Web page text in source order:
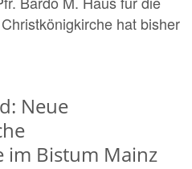
hat bisher
Neue
im Bistum Mainz